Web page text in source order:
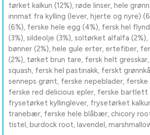
tørket kalkun (12%), røde linser, hele
innmat fra kylling (lever, hjerte og nyre)
(6%), ferske hele egg (4%), fersk hel
(3%), sildeolje (3%), soltørket alfalfa (2%),
bønner (2%), hele gule erter, ertefiber,
(2%), tørket brun tare, fersk helt
squash, fersk hel pastinakk, ferskt
senneps grønt, ferske nepeblader, ferske
ferske red delicious epler, ferske bartlett
frysetørket kyllinglever, frysetørket
tranebær, ferske hele blåbær, chicory
tistel, burdock root, lavendel,